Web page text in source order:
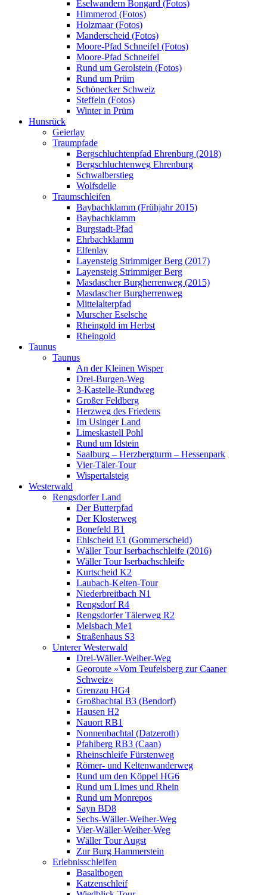
Eselwandern Bongard (Fotos)
Himmerod (Fotos)
Holzmaar (Fotos)
Manderscheid (Fotos)
Moore-Pfad Schneifel (Fotos)
Moore-Pfad Schneifel
Rund um Gerolstein (Fotos)
Rund um Prüm
Schönecker Schweiz
Steffeln (Fotos)
Winter in Prüm
Hunsrück
Geierlay
Traumpfade
Bergschluchtenpfad Ehrenburg (2018)
Bergschluchtenweg Ehrenburg
Schwalberstieg
Wolfsdelle
Traumschleifen
Baybachklamm (Frühjahr 2015)
Baybachklamm
Burgstadt-Pfad
Ehrbachklamm
Elfenlay
Layensteig Strimmiger Berg (2017)
Layensteig Strimmiger Berg
Masdascher Burgherrenweg (2015)
Masdascher Burgherrenweg
Mittelalterpfad
Murscher Eselsche
Rheingold im Herbst
Rheingold
Taunus
Taunus
An der Kleinen Wisper
Drei-Burgen-Weg
3-Kastelle-Rundweg
Großer Feldberg
Herzweg des Friedens
Im Usinger Land
Limeskastell Pohl
Rund um Idstein
Saalburg – Herzbergturm – Hessenpark
Vier-Täler-Tour
Wispertalsteig
Westerwald
Rengsdorfer Land
Der Butterpfad
Der Klosterweg
Bonefeld B1
Ehlscheid E1 (Gommerscheid)
Wäller Tour Iserbachschleife (2016)
Wäller Tour Iserbachschleife
Kurtscheid K2
Laubach-Kelten-Tour
Niederbreitbach N1
Rengsdorf R4
Rengsdorfer Tälerweg R2
Melsbach Me1
Straßenhaus S3
Unterer Westerwald
Drei-Wäller-Weiher-Weg
Georoute »Vom Teufelsberg zur Caaner
Schweiz«
Grenzau HG4
Großbachtal B3 (Bendorf)
Hausen H2
Nauort RB1
Nonnenbachtal (Datzeroth)
Pfahlberg RB3 (Caan)
Rheinschleife Fürstenweg
Römer- und Keltenwanderweg
Rund um den Köppel HG6
Rund um Limes und Rhein
Rund um Monrepos
Sayn BD8
Sechs-Wäller-Weiher-Weg
Vier-Wäller-Weiher-Weg
Wäller Tour Augst
Zur Burg Hammerstein
Erlebnisschleifen
Basaltbogen
Katzenschleif